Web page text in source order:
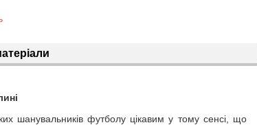
шанувальників футболу цікавим у тому сенсі, що